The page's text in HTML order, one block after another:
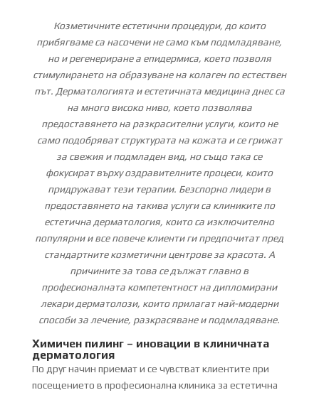
Козметичните естетични процедури, до които
прибягваме са насочени не само към подмладяване,
но и регенериране а епидермиса, което позволя
стимулирането на образуване на колаген по естествен
път. Дерматологията и естетичната медицина днес са
на много високо ниво, което позволява
предоставянето на разкрасителни услуги, които не
само подобряват структурата на кожата и се грижат
за свежия и подмладен вид, но също така се
фокусират върху оздравителните процеси, които
придружават тези терапии. Безспорно лидери в
предоставянето на такива услуги са клиниките по
естетична дерматология, които са изключително
популярни и все повече клиенти ги предпочитат пред
стандартните козметични центрове за красота. А
причините за това се дължат главно в
професионалната компетентност на дипломирани
лекари дерматолози, които прилагат най-модерни
способи за лечение, разкрасяване и подмладяване.
Химичен пилинг – иновации в клиничната
дерматология
По друг начин приемат и се чувстват клиентите при
посещението в професионална клиника за естетична